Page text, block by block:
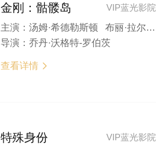
VIP蓝光影院
金刚：骷髅岛
主演： 汤姆·希德勒斯顿 布丽·拉尔森 塞缪尔·杰克逊 约翰·古德曼 景甜
导演： 乔丹·沃格特-罗伯茨
查看详情 
VIP蓝光影院
特殊身份